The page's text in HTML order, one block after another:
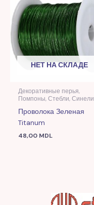
НЕТ НА СКЛАДЕ
Декоративные перья,
Помпоны, Стебли, Синели
Проволока Зеленая
Titanum
48,00 MDL